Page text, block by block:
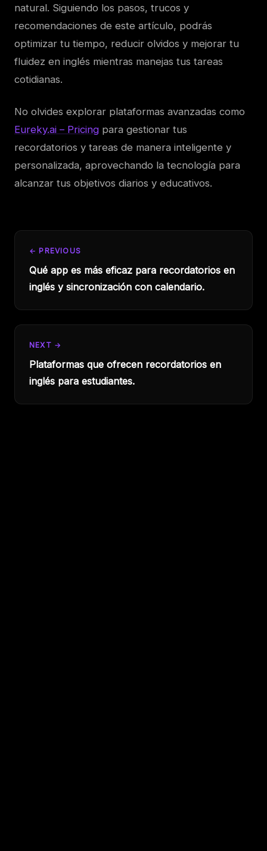
natural. Siguiendo los pasos, trucos y
recomendaciones de este artículo, podrás
optimizar tu tiempo, reducir olvidos y mejorar tu
fluidez en inglés mientras manejas tus tareas
cotidianas.
No olvides explorar plataformas avanzadas como
Eureky.ai – Pricing para gestionar tus
recordatorios y tareas de manera inteligente y
personalizada, aprovechando la tecnología para
alcanzar tus objetivos diarios y educativos.
← PREVIOUS
Qué app es más eficaz para recordatorios en
inglés y sincronización con calendario.
NEXT →
Plataformas que ofrecen recordatorios en
inglés para estudiantes.